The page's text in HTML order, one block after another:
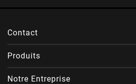
Contact
Produits
Notre Entreprise